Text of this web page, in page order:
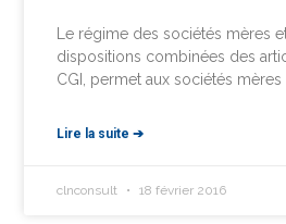
Le régime des sociétés mères
dispositions combinées des
CGI, permet aux sociétés
Lire la suite ➔
clnconsult 18 février 2016